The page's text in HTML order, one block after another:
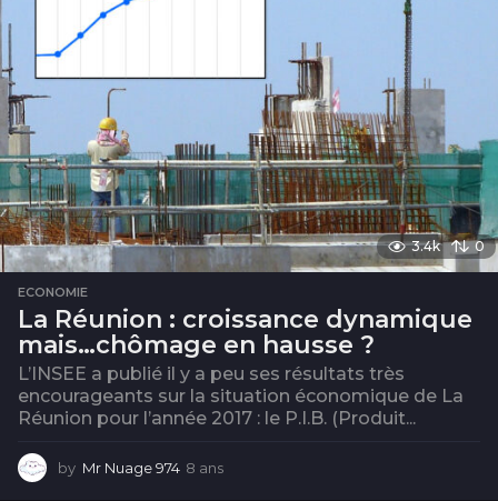
3.4k 0
ECONOMIE
La Réunion : croissance dynamique
mais…chômage en hausse ?
L’INSEE a publié il y a peu ses résultats très
encourageants sur la situation économique de La
Réunion pour l’année 2017 : le P.I.B. (Produit...
by Mr Nuage 974 8 ans